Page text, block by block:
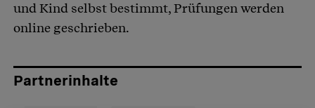
und Kind selbst bestimmt, Prüfungen werden
online geschrieben.
Partnerinhalte